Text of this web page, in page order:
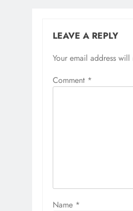
LEAVE A REPLY
Your email address
Comment *
Name *